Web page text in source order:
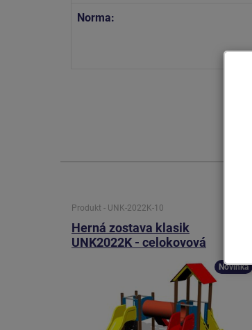
Norma:
Produkt - UNK-2022K-10
Herná zostava klasik
UNK2022K - celokovová
Novinka